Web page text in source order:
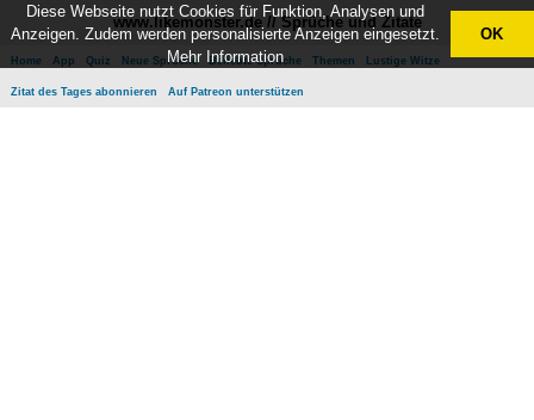
www.likemonster.de // Sprüche und Zitate
Home App Quiz Neue Sprüche Beliebte Sprüche Themen Lustige Witze
Zitat des Tages abonnieren Auf Patreon unterstützen
Diese Webseite nutzt Cookies für Funktion, Analysen und
Anzeigen. Zudem werden personalisierte Anzeigen eingesetzt.
Mehr Information
OK